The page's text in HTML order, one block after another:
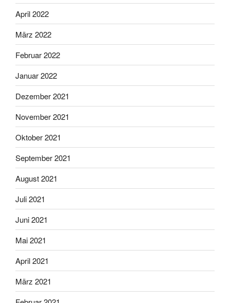
April 2022
März 2022
Februar 2022
Januar 2022
Dezember 2021
November 2021
Oktober 2021
September 2021
August 2021
Juli 2021
Juni 2021
Mai 2021
April 2021
März 2021